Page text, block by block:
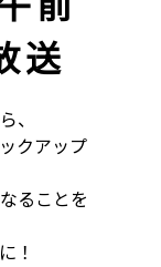
送
、
クアップ
ることを
！